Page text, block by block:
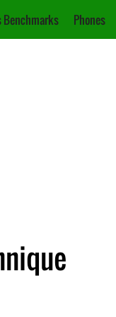
Benchmarks Phones